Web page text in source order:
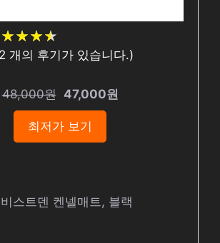
★★★★
★★★★
개의 후기가 있습니다.)
48,000원 47,000원
최저가 보기
스트덴 켄넬매트, 블랙